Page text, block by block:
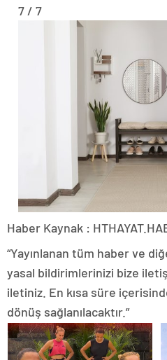
7 / 7
Haber Kaynak :
“Yayınlanan tüm haber ve
yasal bildirimlerinizi bize
iletiniz. En kısa süre
dönüş sağlanılacaktır.”